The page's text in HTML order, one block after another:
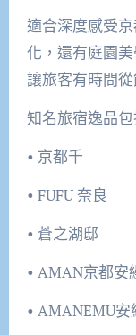
適合深度感受
化，還有庭園
讓旅客有時間
知名旅宿逸品
• 京都千
• FUFU 奈良
• 蒼之湖邸
• AMAN京都安
• AMANEMU安